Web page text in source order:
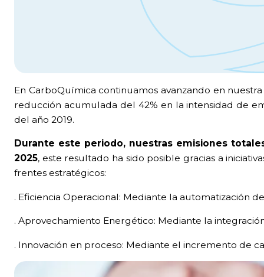
En CarboQuímica continuamos avanzando en
reducción acumulada del 42% en la intensidad de
del año 2019.
Durante este periodo, nuestras emisiones
2025, este resultado ha sido posible gracias a
frentes estratégicos:
. Eficiencia Operacional: Mediante la automatización
. Aprovechamiento Energético: Mediante la
. Innovación en proceso: Mediante el incremento de